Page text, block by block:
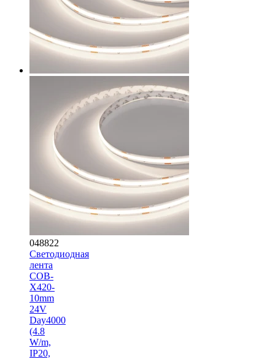
048822
Светодиодная
лента
COB-
X420-
10mm
24V
Day4000
(4.8
W/m,
IP20,